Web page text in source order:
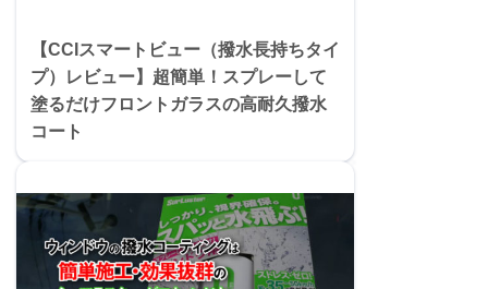
【CCIスマートビュー（撥水長持ちタイ
プ）レビュー】超簡単！スプレーして
塗るだけフロントガラスの高耐久撥水
コート